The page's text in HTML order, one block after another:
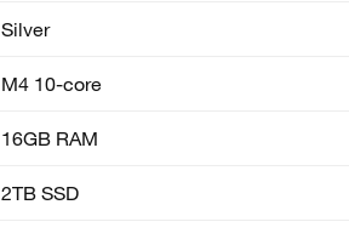
Silver
M4 10-core
16GB RAM
2TB SSD